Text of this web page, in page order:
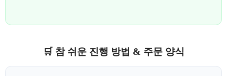
🛒 참 쉬운 진행 방법 & 주문 양식